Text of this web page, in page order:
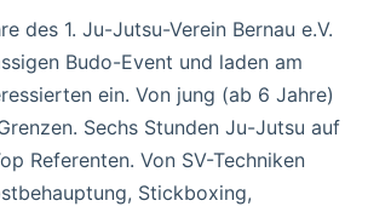
des 1. Ju-Jutsu-Verein Bernau e.V.
Budo-Event und laden am
ein. Von jung (ab 6 Jahre)
Sechs Stunden Ju-Jutsu auf
Referenten. Von SV-Techniken
Stickboxing,